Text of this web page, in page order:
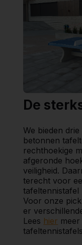
De
We bieden
betonnen
rechthoekige
afgeronde
veiligheid.
terecht voor
tafeltennistafel
Voor onze
er
Lees hier